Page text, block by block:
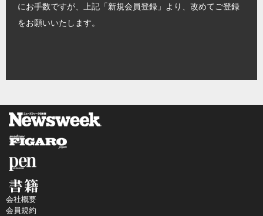
にお手数ですが、上記「新規会員登録」より、改めてご登録
をお願いいたします。
会社概要
会員規約